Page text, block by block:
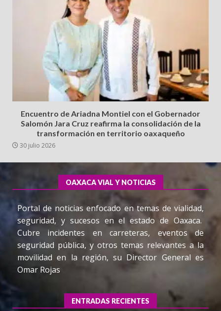
Encuentro de Ariadna Montiel con el Gobernador
Salomón Jara Cruz reafirma la consolidación de la
transformación en territorio oaxaqueño
30 julio 2026
OAXACA VIAL Y NOTICIAS
Portal de noticias enfocado en temas de vialidad,
seguridad, y sucesos en el estado de Oaxaca.
Cubre incidentes en carreteras, eventos de
seguridad pública, y otros temas relevantes a la
movilidad en la región, su Director General es
Omar Rojas
ENTRADAS RECIENTES